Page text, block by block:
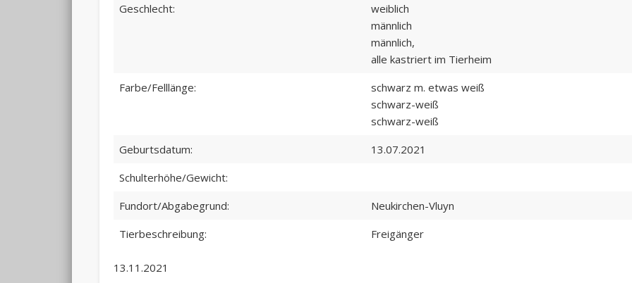
Geschlecht:
weiblich
männlich
männlich,
alle kastriert im Tierheim
Farbe/Felllänge:
schwarz m. etwas weiß
schwarz-weiß
schwarz-weiß
Geburtsdatum:
13.07.2021
Schulterhöhe/Gewicht:
Fundort/Abgabegrund:
Neukirchen-Vluyn
Tierbeschreibung:
Freigänger
13.11.2021